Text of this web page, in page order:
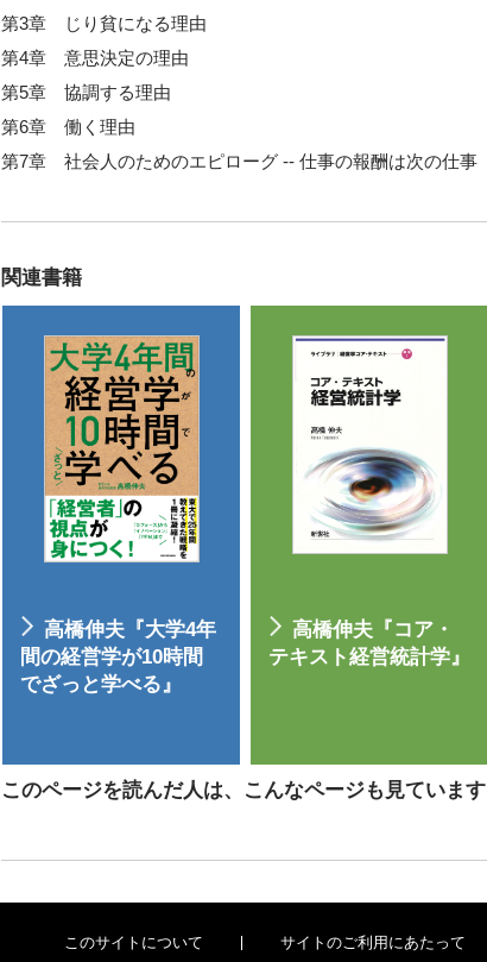
第3章 じり貧になる理由
第4章 意思決定の理由
第5章 協調する理由
第6章 働く理由
第7章 社会人のためのエピローグ -- 仕事の報酬は次の仕事
関連書籍
高橋伸夫『大学4年
間の経営学が10時間
でざっと学べる』
高橋伸夫『コア・
テキスト経営統計学』
このページを読んだ人は、こんなページも見ています
このサイトについて サイトのご利用にあたって